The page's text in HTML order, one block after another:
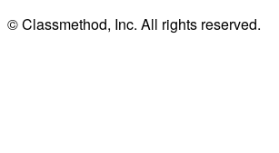
© Classmethod, Inc. All rights reserved.